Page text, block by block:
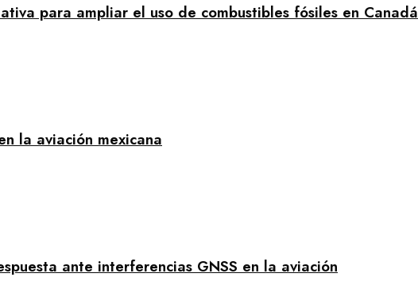
para ampliar el uso de combustibles fósiles en Canadá
la aviación mexicana
ante interferencias GNSS en la aviación